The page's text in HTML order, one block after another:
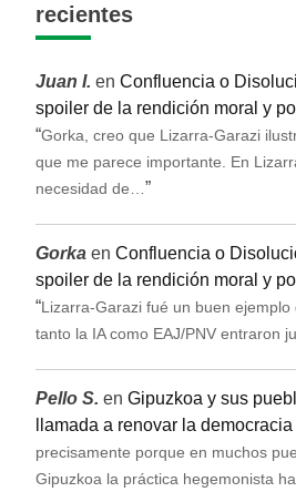
recientes
Juan I. en Confluencia o
spoiler de la rendición moral y
“Gorka, creo que Lizarra-Garazi
que me parece importante. En
necesidad de…”
Gorka en Confluencia o
spoiler de la rendición moral y
“ Lizarra-Garazi fué un buen
tanto la IA como EAJ/PNV entraron
Pello S. en Gipuzkoa y sus
llamada a renovar la democracia
precisamente porque en muchos
Gipuzkoa la práctica hegemonista